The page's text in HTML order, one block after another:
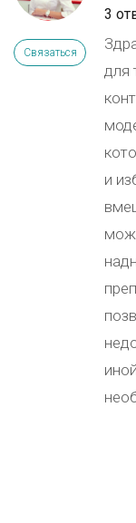
Связаться
3
для
и